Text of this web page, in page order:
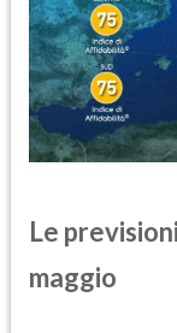
Le
maggio